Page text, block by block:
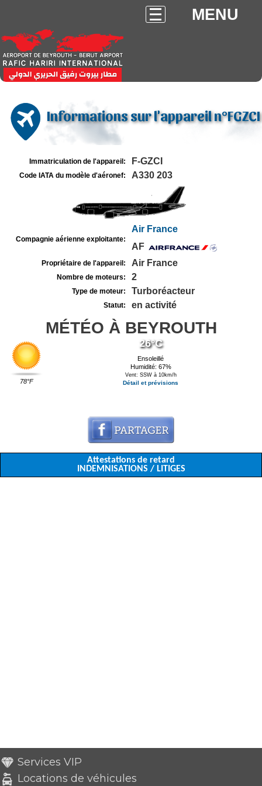
MENU
Informations sur l'appareil n°FGZCI
Immatriculation de l'appareil: F-GZCI
Code IATA du modèle d'aéronef: A330 203
Compagnie aérienne exploitante:
Air France
AF
Propriétaire de l'appareil: Air France
Nombre de moteurs: 2
Type de moteur: Turboréacteur
Statut: en activité
MÉTÉO À BEYROUTH
78°F
26°C
Ensoleillé
Humidité: 67%
Vent: SSW à 10km/h
Détail et prévisions
Attestations de retard
INDEMNISATIONS / LITIGES
Services VIP
Locations de véhicules